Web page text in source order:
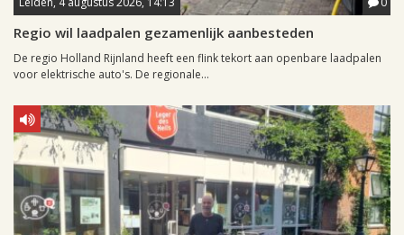
Regio wil laadpalen gezamenlijk aanbesteden
De regio Holland Rijnland heeft een flink tekort aan openbare laadpalen
voor elektrische auto's. De regionale...